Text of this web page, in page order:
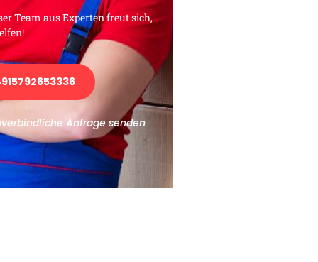
Team aus Experten freut sich,
Anfrage senden